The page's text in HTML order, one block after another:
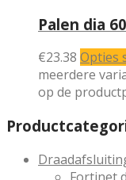
Palen dia
€23.38 Opties
meerdere
op de